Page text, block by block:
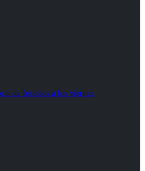
de feriados a los viernes